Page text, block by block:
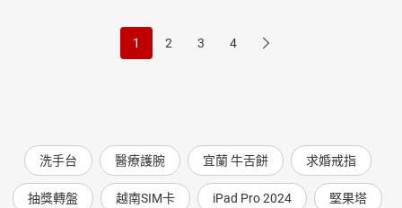
1 2 3 4
洗手台 醫療護腕 宜蘭 牛舌餅 求婚戒指
抽獎轉盤 越南SIM卡 iPad Pro 2024 堅果塔